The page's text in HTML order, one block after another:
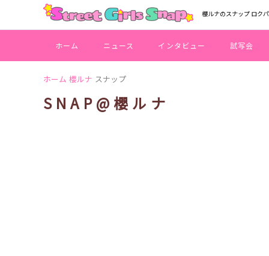
櫻ルナのスナップ ロク
ホーム ニュース インタビュー 試写会
ホーム 櫻ルナ スナップ
SNAP@櫻ルナ